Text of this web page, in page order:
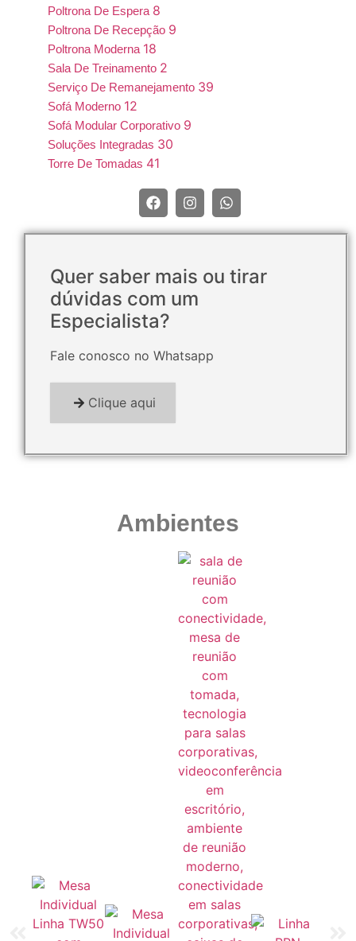
Poltrona De Espera 8
Poltrona De Recepção 9
Poltrona Moderna 18
Sala De Treinamento 2
Serviço De Remanejamento 39
Sofá Moderno 12
Sofá Modular Corporativo 9
Soluções Integradas 30
Torre De Tomadas 41
Quer saber mais ou tirar
dúvidas com um
Especialista?
Fale conosco no Whatsapp
Clique aqui
Ambientes